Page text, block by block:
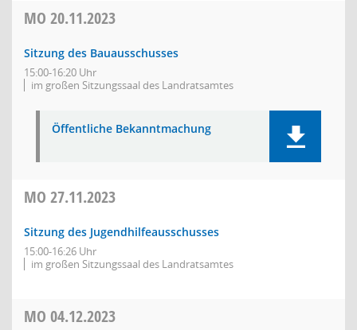
MO 20.11.2023
Sitzung des Bauausschusses
15:00-16:20 Uhr
im großen Sitzungssaal des Landratsamtes
Öffentliche Bekanntmachung
MO 27.11.2023
Sitzung des Jugendhilfeausschusses
15:00-16:26 Uhr
im großen Sitzungssaal des Landratsamtes
MO 04.12.2023